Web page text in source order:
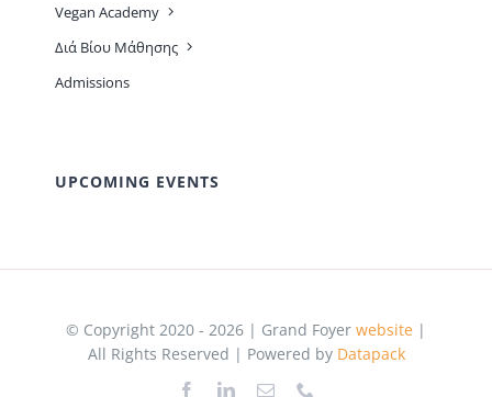
Vegan Academy
Διά Βίου Μάθησης
Admissions
UPCOMING EVENTS
© Copyright 2020 - 2026 | Grand Foyer website |
All Rights Reserved | Powered by Datapack